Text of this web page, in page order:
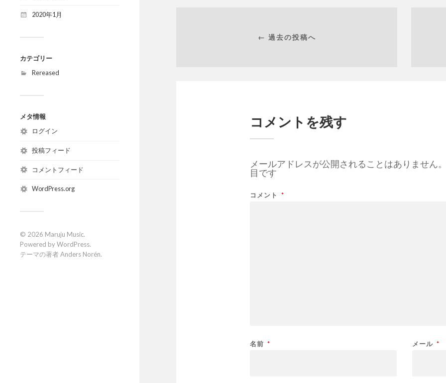
2020年1月
カテゴリー
Rereased
メタ情報
ログイン
投稿フィード
コメントフィード
WordPress.org
© 2026 Maruju Music.
Powered byWordPress.
テーマの著者 Anders Norén.
← 過去の投稿へ
コメントを残す
メールアドレスが公開されることはありません。
目です
コメント *
名前 * メール *